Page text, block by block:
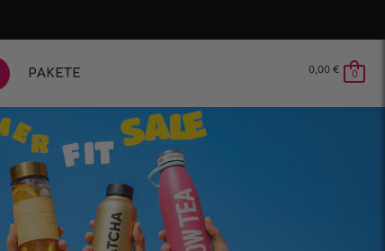
PAKETE 0,00 € 0